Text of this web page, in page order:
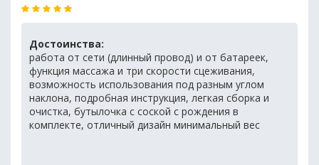
Достоинства:
работа от сети (длинный провод) и от батареек,
функция массажа и три скорости сцеживания,
возможность использования под разным углом
наклона, подробная инструкция, легкая сборка и
очистка, бутылочка с соской с рождения в
комплекте, отличный дизайн минимальный вес